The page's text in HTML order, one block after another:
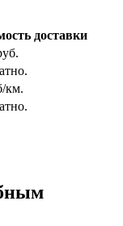
доставки
км.